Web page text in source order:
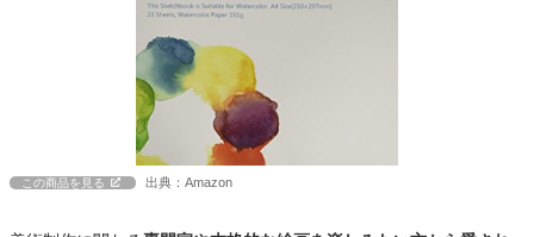
この商品を見る 出典：Amazon